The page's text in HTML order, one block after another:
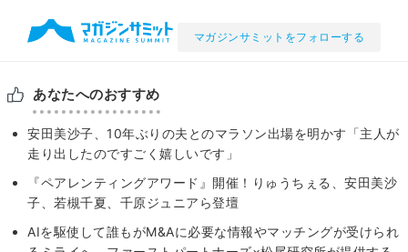
マガジンサミットをフォローする
あなたへのおすすめ
安田美沙子、10年ぶりの夫とのマラソン出場を明かす「主人が
走り出したのですごく嬉しいです」
『ペアレンティングアワード』開催！りゅうちぇる、安田美沙
子、若槻千夏、千原ジュニアら登壇
AIを駆使して誰もがM&Aに必要な情報やマッチングが受けられ